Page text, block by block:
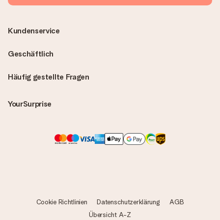
Häufig gestellte Fragen
YourSurprise
Kundenservice
Geschäftlich
Cookie Richtlinien Datenschutzerklärung
AGB
Übersicht A-Z